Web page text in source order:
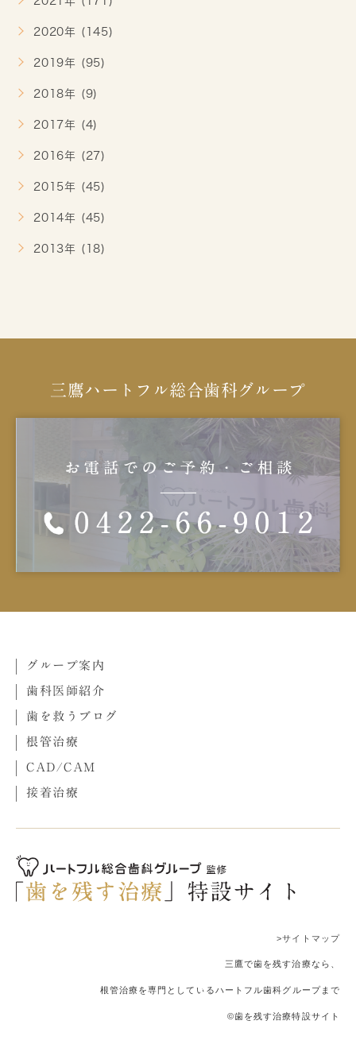
2020年 (145)
2019年 (95)
2018年 (9)
2017年 (4)
2016年 (27)
2015年 (45)
2014年 (45)
2013年 (18)
三鷹ハートフル総合歯科グループ
グループ案内
歯科医師紹介
歯を救うブログ
根管治療
CAD/CAM
接着治療
>サイトマップ
三鷹で歯を残す治療なら、
根管治療を専門としているハートフル歯科グループまで
©歯を残す治療特設サイト